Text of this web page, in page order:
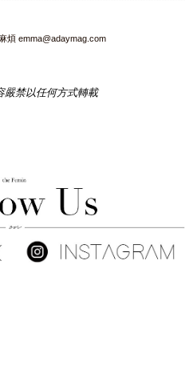
煩 emma@adaymag.com
嚴禁以任何方式轉載